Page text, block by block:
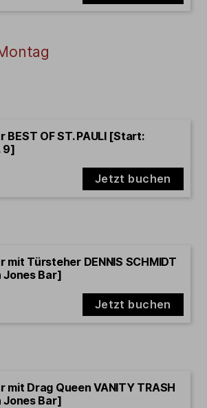
OF ST. PAULI [Start:
9]
Jetzt buchen
mit Türsteher DENNIS SCHMIDT
Jones Bar]
Jetzt buchen
mit Drag Queen VANITY TRASH
Jones Bar]